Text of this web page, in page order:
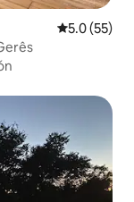
Calificación
5.0 (55)